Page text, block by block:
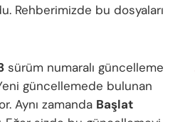
Rehberimizde bu dosyaları
sürüm numaralı güncelleme
güncellemede bulunan
Aynı zamanda Başlat